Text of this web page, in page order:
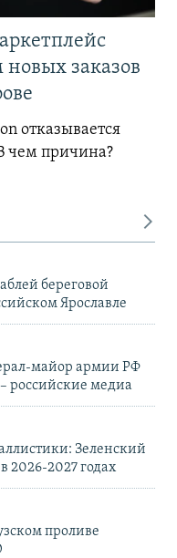
заказов
отказывается
чем причина?
береговой
Ярославле
майор армии РФ
российские медиа
Зеленский
2026-2027 годах
проливе